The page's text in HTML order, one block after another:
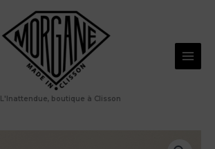
L'Inattendue, boutique à Clisson